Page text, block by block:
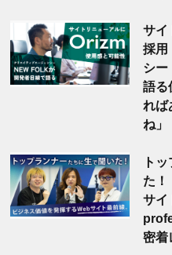
サイ
採用
シー
語る
れば
ね」
ト
た！
サイ
密着